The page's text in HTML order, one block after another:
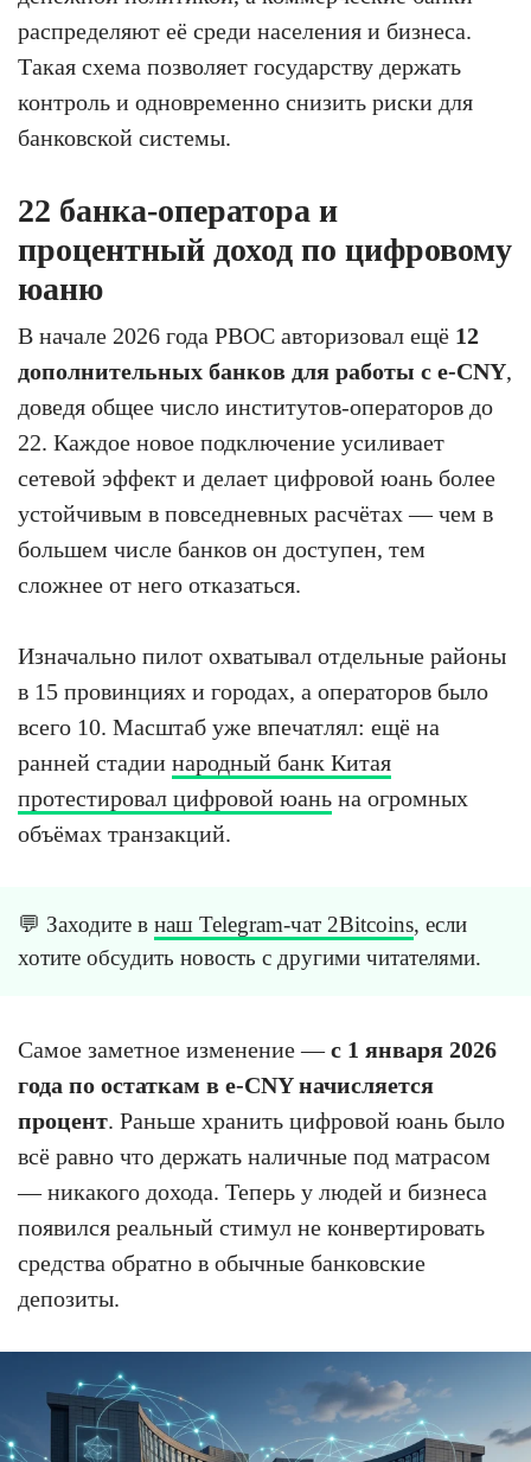
распределяют её среди населения и бизнеса.
Такая схема позволяет государству держать
контроль и одновременно снизить риски для
банковской системы.
22 банка-оператора и
процентный доход по цифровому
юаню
В начале 2026 года PBOC авторизовал ещё 12
дополнительных банков для работы с e-CNY,
доведя общее число институтов-операторов до
22. Каждое новое подключение усиливает
сетевой эффект и делает цифровой юань более
устойчивым в повседневных расчётах — чем в
большем числе банков он доступен, тем
сложнее от него отказаться.
Изначально пилот охватывал отдельные районы
в 15 провинциях и городах, а операторов было
всего 10. Масштаб уже впечатлял: ещё на
ранней стадии народный банк Китая
протестировал цифровой юань на огромных
объёмах транзакций.
💬 Заходите в наш Telegram-чат 2Bitcoins, если
хотите обсудить новость с другими читателями.
Самое заметное изменение —с 1 января 2026
года по остаткам в e-CNY начисляется
процент. Раньше хранить цифровой юань было
всё равно что держать наличные под матрасом
— никакого дохода. Теперь у людей и бизнеса
появился реальный стимул не конвертировать
средства обратно в обычные банковские
депозиты.